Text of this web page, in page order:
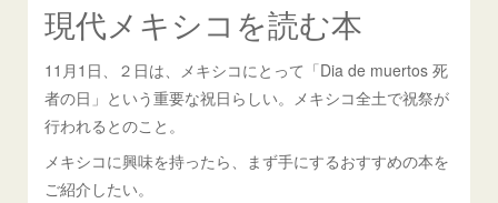
現代メキシコを読む本
11月1日、２日は、メキシコにとって「Dia de muertos 死
者の日」という重要な祝日らしい。メキシコ全土で祝祭が
行われるとのこと。
メキシコに興味を持ったら、まず手にするおすすめの本を
ご紹介したい。